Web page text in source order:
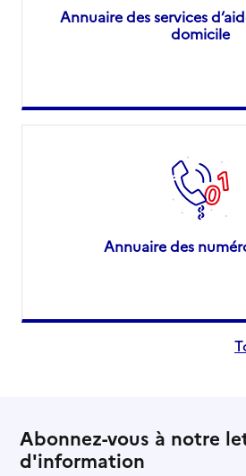
Annuaire des services
domicile
Annuaire des
Abonnez-vous à notre
d'information